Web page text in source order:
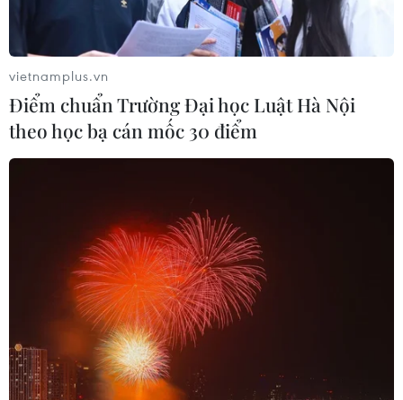
Xem thêm
Tổng Biên tập: TRẦN TIẾN DUẨN
Phó Tổng Biên tập: NGUYỄN THỊ TÁM, KHÚC THANH
Sở hữu trí tuệ
Quy định sử dụng
RSS
Ngôn ngữ
vietnamplus.vn
Điểm chuẩn Trường Đại học Luật Hà Nội
theo học bạ cán mốc 30 điểm